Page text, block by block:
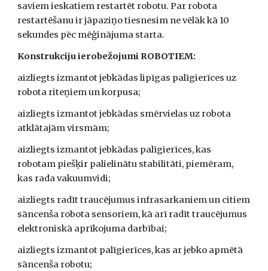
saviem ieskatiem restartēt robotu. Par robota
restartēšanu ir jāpaziņo tiesnesim ne vēlāk kā 10
sekundes pēc mēģinājuma starta.
Konstrukciju ierobežojumi ROBOTIEM:
aizliegts izmantot jebkādas lipīgas palīgierīces uz
robota riteņiem un korpusa;
aizliegts izmantot jebkādas smērvielas uz robota
atklātajām virsmām;
aizliegts izmantot jebkādas palīgierīces, kas
robotam piešķir palielinātu stabilitāti, piemēram,
kas rada vakuumvidi;
aizliegts radīt traucējumus infrasarkaniem un citiem
sāncenša robota sensoriem, kā arī radīt traucējumus
elektroniskā aprīkojuma darbībai;
aizliegts izmantot palīgierīces, kas ar jebko apmētā
sāncenša robotu;